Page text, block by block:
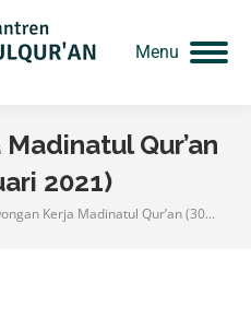
Menu
Qur’an
2021)
Kerja Madinatul Qur’an (30…